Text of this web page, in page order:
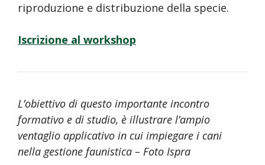
riproduzione e distribuzione della specie.
Iscrizione al workshop
L’obiettivo di questo importante incontro
formativo e di studio, è illustrare l’ampio
ventaglio applicativo in cui impiegare i cani
nella gestione faunistica – Foto Ispra